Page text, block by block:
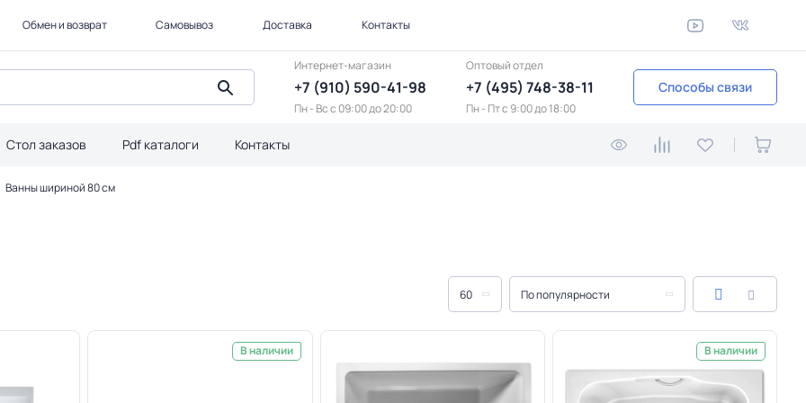
Обмен и возврат Самовывоз Доставка Контакты
Интернет-магазин
+7 (910) 590-41-98
Пн - Вс с 09:00 до 20:00
Оптовый отдел
+7 (495) 748-38-11
Пн - Пт c 9:00 до 18:00
Способы связи
Стол заказов Pdf каталоги Контакты
Ванны шириной 80 см
60 По популярности
В наличии В наличии